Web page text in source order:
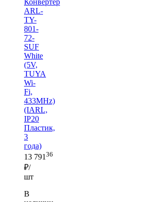
ARL-
TY-
801-
72-
SUF
White
(5V,
TUYA
Wi-
Fi,
433MHz)
(IARL,
IP20
Пластик,
3
года)
13 791 36
₽/
шт
В